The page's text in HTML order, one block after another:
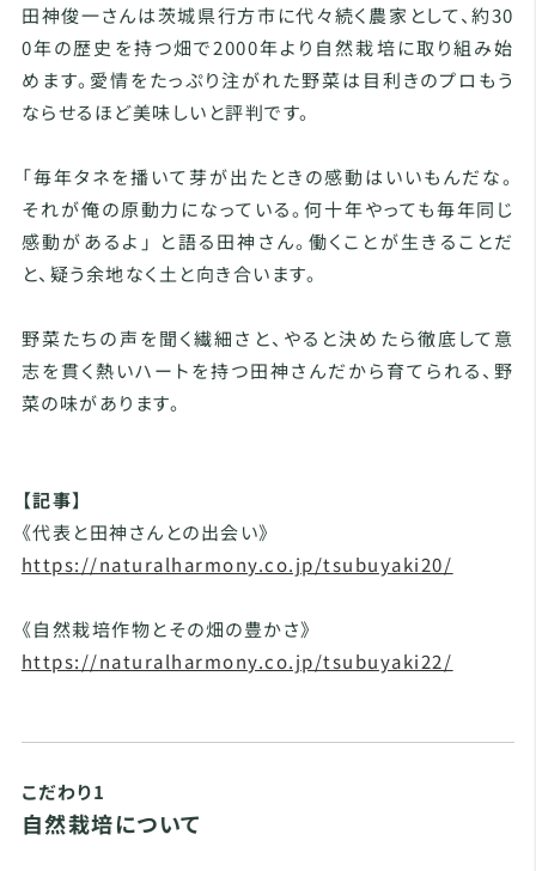
田神俊一さんは茨城県行方市に代々続く農家として、約30
0年の歴史を持つ畑で2000年より自然栽培に取り組み始
めます。愛情をたっぷり注がれた野菜は目利きのプロもう
ならせるほど美味しいと評判です。
「毎年タネを播いて芽が出たときの感動はいいもんだな。
それが俺の原動力になっている。何十年やっても毎年同じ
感動があるよ」 と語る田神さん。働くことが生きることだ
と、疑う余地なく土と向き合います。
野菜たちの声を聞く繊細さと、やると決めたら徹底して意
志を貫く熱いハートを持つ田神さんだから育てられる、野
菜の味があります。
【記事】
《代表と田神さんとの出会い》
https://naturalharmony.co.jp/tsubuyaki20/
《自然栽培作物とその畑の豊かさ》
https://naturalharmony.co.jp/tsubuyaki22/
こだわり1
自然栽培について